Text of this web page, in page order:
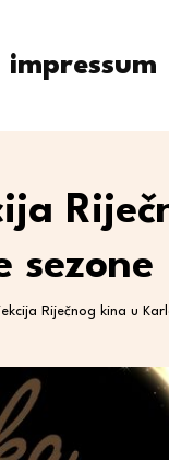
impressum
sezone
Riječnog kina u